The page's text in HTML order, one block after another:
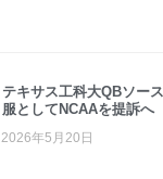
テキサス工科大QBソー
服としてNCAAを提訴へ
2026年5月20日